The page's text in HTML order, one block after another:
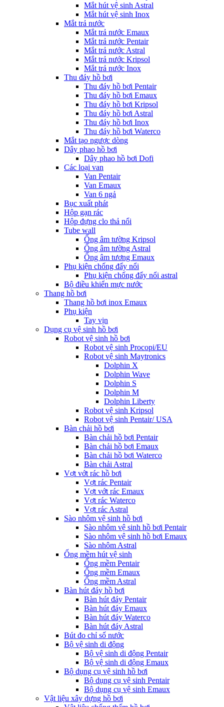
Mắt hút vệ sinh Astral
Mắt hút vệ sinh Inox
Mắt trả nước
Mắt trả nước Emaux
Mắt trả nước Pentair
Mắt trả nước Astral
Mắt trả nước Kripsol
Mắt trả nước Inox
Thu đáy hồ bơi
Thu đáy hồ bơi Pentair
Thu đáy hồ bơi Emaux
Thu đáy hồ bơi Kripsol
Thu đáy hồ bơi Astral
Thu đáy hồ bơi Inox
Thu đáy hồ bơi Waterco
Mắt tạo ngược dòng
Dây phao hồ bơi
Dây phao hồ bơi Dofi
Các loại van
Van Pentair
Van Emaux
Van 6 ngả
Bục xuất phát
Hộp gạn rác
Hộp đựng clo thả nổi
Tube wall
Ống âm tường Kripsol
Ống âm tường Astral
Ống âm tương Emaux
Phụ kiện chống đẩy nổi
Phụ kiện chống đẩy nổi astral
Bộ điều khiển mực nước
Thang hồ bơi
Thang hồ bơi inox Emaux
Phụ kiện
Tay vịn
Dụng cụ vệ sinh hồ bơi
Robot vệ sinh hồ bơi
Robot vệ sinh Procopi/EU
Robot vệ sinh Maytronics
Dolphin X
Dolphin Wave
Dolphin S
Dolphin M
Dolphin Liberty
Robot vệ sinh Kripsol
Robot vệ sinh Pentair/ USA
Bàn chải hồ bơi
Bàn chải hồ bơi Pentair
Bàn chải hồ bơi Emaux
Bàn chải hồ bơi Waterco
Bàn chải Astral
Vợt vớt rác hồ bơi
Vợt rác Pentair
Vợt vớt rác Emaux
Vợt rác Waterco
Vợt rác Astral
Sào nhôm vệ sinh hồ bơi
Sào nhôm vệ sinh hồ bơi Pentair
Sào nhôm vệ sinh hồ bơi Emaux
Sào nhôm Astral
Ống mềm hút vệ sinh
Ống mềm Pentair
Ống mềm Emaux
Ống mềm Astral
Bàn hút đáy hồ bơi
Bàn hút đáy Pentair
Bàn hút đáy Emaux
Bàn hút đáy Waterco
Bàn hút đáy Astral
Bút đo chỉ số nước
Bộ vệ sinh di động
Bộ vệ sinh di động Pentair
Bộ vệ sinh di động Emaux
Bộ dụng cụ vệ sinh hồ bơi
Bộ dụng cụ vệ sinh Pentair
Bộ dụng cụ vệ sinh Emaux
Vật liệu xây dựng hồ bơi